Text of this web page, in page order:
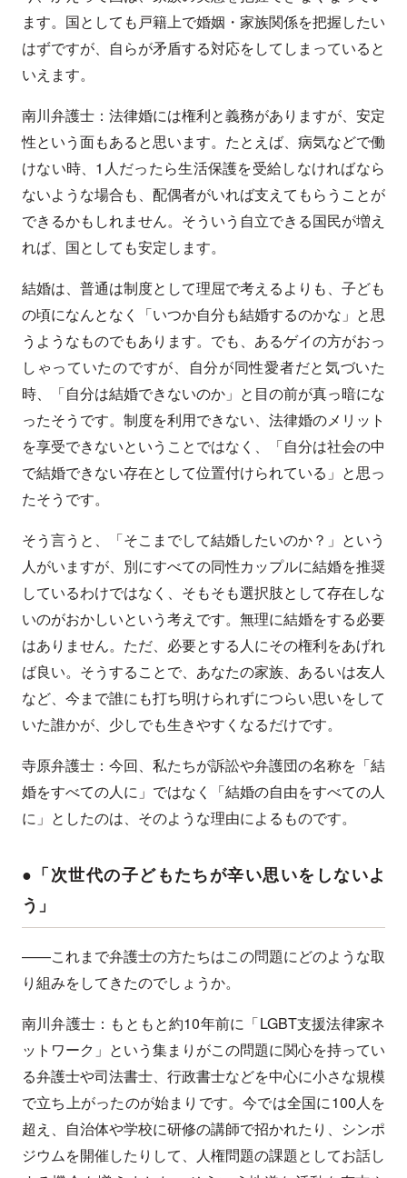
ます。国としても戸籍上で婚姻・家族関係を把握したい
はずですが、自らが矛盾する対応をしてしまっていると
いえます。
南川弁護士：法律婚には権利と義務がありますが、安定
性という面もあると思います。たとえば、病気などで働
けない時、1人だったら生活保護を受給しなければなら
ないような場合も、配偶者がいれば支えてもらうことが
できるかもしれません。そういう自立できる国民が増え
れば、国としても安定します。
結婚は、普通は制度として理屈で考えるよりも、子ども
の頃になんとなく「いつか自分も結婚するのかな」と思
うようなものでもあります。でも、あるゲイの方がおっ
しゃっていたのですが、自分が同性愛者だと気づいた
時、「自分は結婚できないのか」と目の前が真っ暗にな
ったそうです。制度を利用できない、法律婚のメリット
を享受できないということではなく、「自分は社会の中
で結婚できない存在として位置付けられている」と思っ
たそうです。
そう言うと、「そこまでして結婚したいのか？」という
人がいますが、別にすべての同性カップルに結婚を推奨
しているわけではなく、そもそも選択肢として存在しな
いのがおかしいという考えです。無理に結婚をする必要
はありません。ただ、必要とする人にその権利をあげれ
ば良い。そうすることで、あなたの家族、あるいは友人
など、今まで誰にも打ち明けられずにつらい思いをして
いた誰かが、少しでも生きやすくなるだけです。
寺原弁護士：今回、私たちが訴訟や弁護団の名称を「結
婚をすべての人に」ではなく「結婚の自由をすべての人
に」としたのは、そのような理由によるものです。
●「次世代の子どもたちが辛い思いをしないよ
う」
——これまで弁護士の方たちはこの問題にどのような取
り組みをしてきたのでしょうか。
南川弁護士：もともと約10年前に「LGBT支援法律家ネ
ットワーク」という集まりがこの問題に関心を持ってい
る弁護士や司法書士、行政書士などを中心に小さな規模
で立ち上がったのが始まりです。今では全国に100人を
超え、自治体や学校に研修の講師で招かれたり、シンポ
ジウムを開催したりして、人権問題の課題としてお話し